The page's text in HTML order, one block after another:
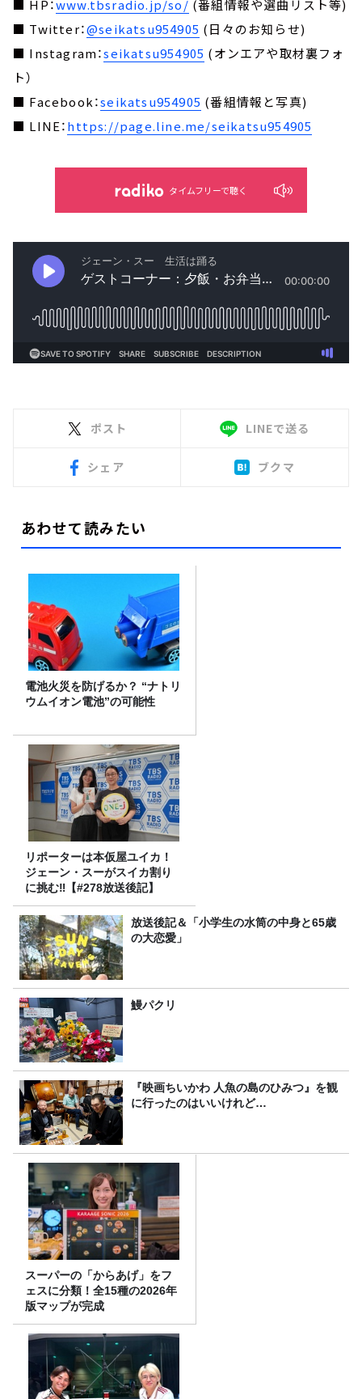
■ HP：www.tbsradio.jp/so/ (番組情報や選曲リスト等)
■ Twitter：@seikatsu954905 (日々のお知らせ)
■ Instagram：seikatsu954905 (オンエアや取材裏フォ
ト）
■ Facebook：seikatsu954905 (番組情報と写真)
■ LINE：https://page.line.me/seikatsu954905
タイムフリーで聴く
ポスト LINEで送る
シェア ブクマ
あわせて読みたい
電池火災を防げるか？ “ナトリ
ウムイオン電池”の可能性
リポーターは本仮屋ユイカ！
ジェーン・スーがスイカ割り
に挑む‼【#278放送後記】
放送後記＆「小学生の水筒の中身と65歳
の大恋愛」
鰻パクリ
『映画ちいかわ 人魚の島のひみつ』を観
に行ったのはいいけれど…
スーパーの「からあげ」をフ
ェスに分類！全15種の2026年
版マップが完成